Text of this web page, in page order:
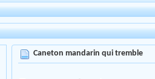
Caneton mandarin qui tremble